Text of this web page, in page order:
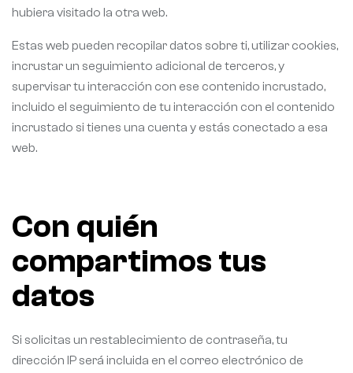
hubiera visitado la otra web.
Estas web pueden recopilar datos sobre ti, utilizar cookies,
incrustar un seguimiento adicional de terceros, y
supervisar tu interacción con ese contenido incrustado,
incluido el seguimiento de tu interacción con el contenido
incrustado si tienes una cuenta y estás conectado a esa
web.
Con quién
compartimos tus
datos
Si solicitas un restablecimiento de contraseña, tu
dirección IP será incluida en el correo electrónico de